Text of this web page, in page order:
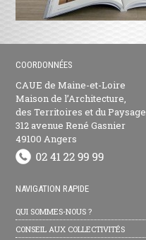
COORDONNÉES
CAUE de Maine-et-Loire
Maison de l’Architecture,
des Territoires et du Paysage
312 avenue René Gasnier
49100 Angers
NAVIGATION RAPIDE
QUI SOMMES-NOUS ?
CONSEIL AUX COLLECTIVITÉS